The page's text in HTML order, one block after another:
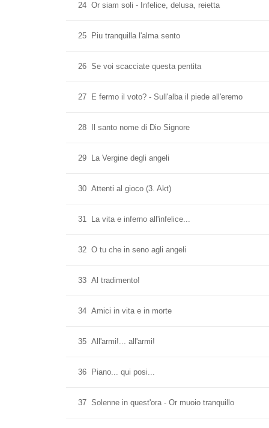
24 Or siam soli - Infelice, delusa, reietta
25 Piu tranquilla l'alma sento
26 Se voi scacciate questa pentita
27 E fermo il voto? - Sull'alba il piede all'eremo
28 Il santo nome di Dio Signore
29 La Vergine degli angeli
30 Attenti al gioco (3. Akt)
31 La vita e inferno all'infelice...
32 O tu che in seno agli angeli
33 Al tradimento!
34 Amici in vita e in morte
35 All'armi!... all'armi!
36 Piano... qui posi...
37 Solenne in quest'ora - Or muoio tranquillo